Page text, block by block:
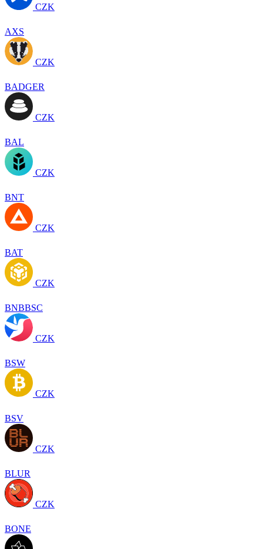
CZK
AXS
CZK
BADGER
CZK
BAL
CZK
BNT
CZK
BAT
CZK
BNBBSC
CZK
BSW
CZK
BSV
CZK
BLUR
CZK
BONE